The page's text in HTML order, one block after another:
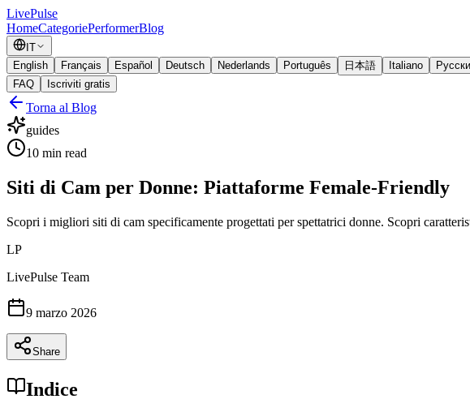
LivePulse
HomeCategoriePerformerBlog
IT
English
Français Español Deutsch Nederlands Português 日本語 Italiano
FAQ
Iscriviti gratis
Torna al Blog
guides
10 min read
Siti di Cam per Donne: Piattaforme Female-Friendly
Scopri i migliori siti di cam specificamente progettati per spettatrici donne. Scopri
LP
LivePulse Team
9 marzo 2026
Share
Indice